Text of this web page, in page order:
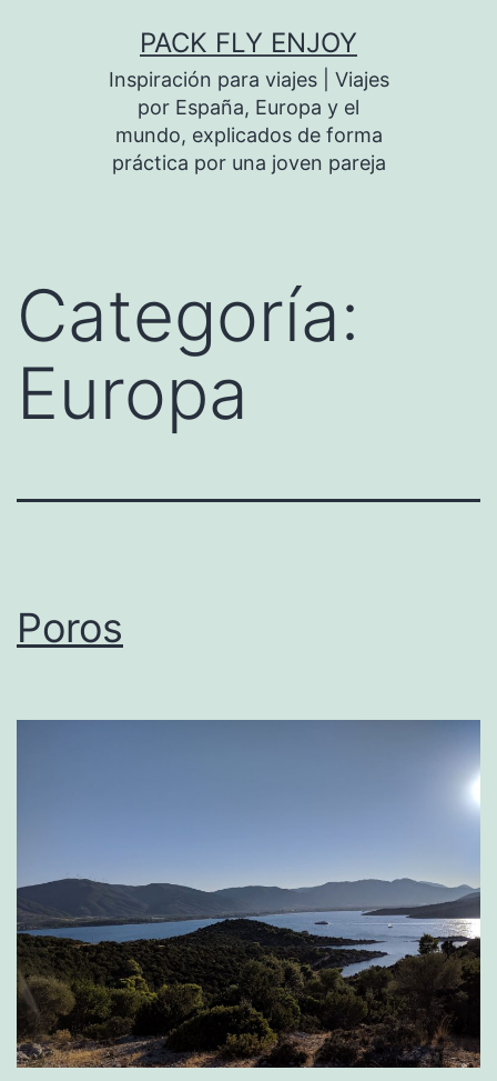
PACK FLY ENJOY
Inspiración para viajes | Viajes
por España, Europa y el
mundo, explicados de forma
práctica por una joven pareja
Categoría:
Europa
Poros